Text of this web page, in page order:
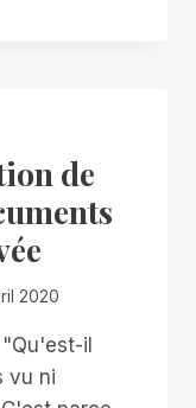
de
2020
il
vu ni